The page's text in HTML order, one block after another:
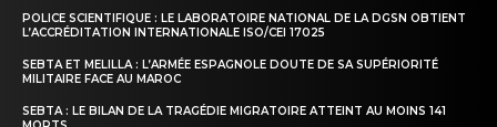
POLICE SCIENTIFIQUE : LE LABORATOIRE NATIONAL DE LA DGSN OBTIENT
L’ACCRÉDITATION INTERNATIONALE ISO/CEI 17025
SEBTA ET MELILLA : L’ARMÉE ESPAGNOLE DOUTE DE SA SUPÉRIORITÉ
MILITAIRE FACE AU MAROC
SEBTA : LE BILAN DE LA TRAGÉDIE MIGRATOIRE ATTEINT AU MOINS 141